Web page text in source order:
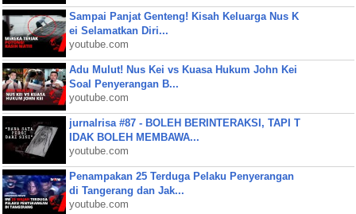
Sampai Panjat Genteng! Kisah Keluarga Nus K
ei Selamatkan Diri...
youtube.com
Adu Mulut! Nus Kei vs Kuasa Hukum John Kei
Soal Penyerangan B...
youtube.com
jurnalrisa #87 - BOLEH BERINTERAKSI, TAPI T
IDAK BOLEH MEMBAWA...
youtube.com
Penampakan 25 Terduga Pelaku Penyerangan
di Tangerang dan Jak...
youtube.com